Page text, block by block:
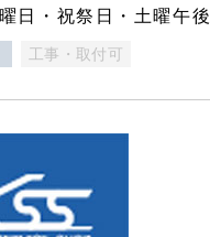
日・祝祭日・土曜午後
工事・取付可